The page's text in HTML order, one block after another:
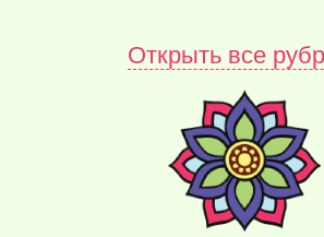
Открыть все